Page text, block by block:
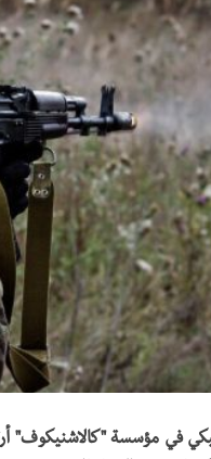
في مؤسسة "كالاشنيكوف"